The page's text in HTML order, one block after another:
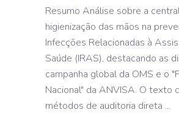
Resumo Análise sobre a
higienização das mãos na
Infecções Relacionadas à
Saúde (IRAS), destacando as
campanha global da OMS e o
Nacional" da ANVISA. O texto
métodos de auditoria direta